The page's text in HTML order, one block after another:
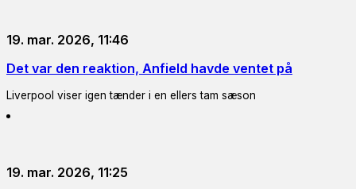
19. mar. 2026, 11:46
Det var den reaktion, Anfield havde ventet på
Liverpool viser igen tænder i en ellers tam sæson
19. mar. 2026, 11:25